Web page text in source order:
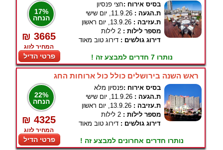
17%
הנחה
₪ 3665
המחיר לזוג
פרטי הדיל
בסיס אירוח :חצי פנסיון
ת.הגעה : 11.9.26, יום שישי
ת.עזיבה : 13.9.26, יום ראשון
מספר לילות : 2 לילות
דירוג גולשים : דירוג טוב מאוד
נותרו 7 חדרים למבצע זה !
ראש השנה בירושלים כולל כול ארוחות החג
22%
הנחה
₪ 4325
המחיר לזוג
פרטי הדיל
בסיס אירוח :פנסיון מלא
ת.הגעה : 11.9.26, יום שישי
ת.עזיבה : 13.9.26, יום ראשון
מספר לילות : 2 לילות
דירוג גולשים : דירוג טוב מאוד
נותרו חדרים אחרונים למבצע זה !